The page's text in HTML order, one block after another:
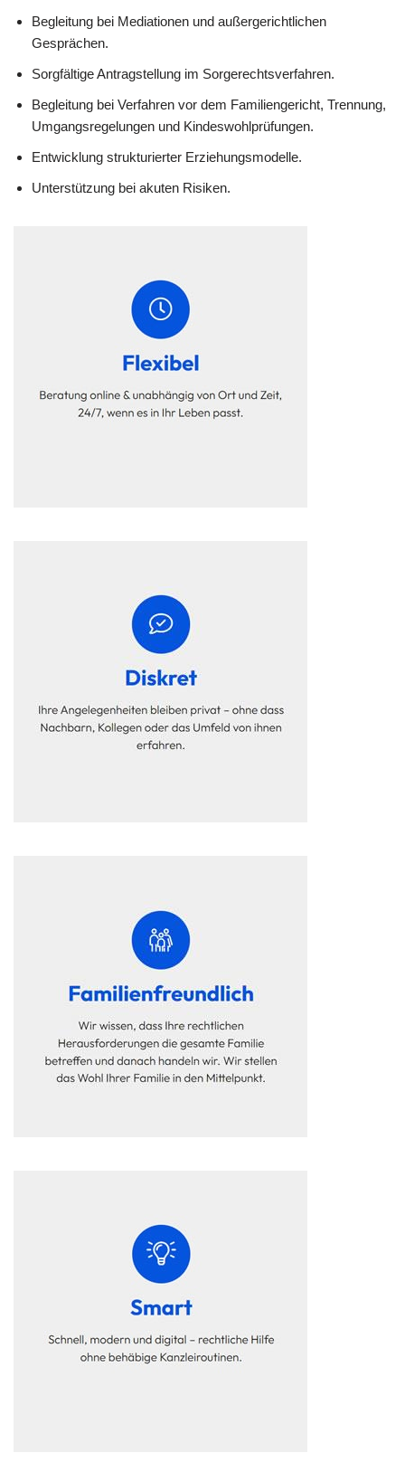
Begleitung bei Mediationen und außergerichtlichen
Gesprächen.
Sorgfältige Antragstellung im Sorgerechtsverfahren.
Begleitung bei Verfahren vor dem Familiengericht, Trennung,
Umgangsregelungen und Kindeswohlprüfungen.
Entwicklung strukturierter Erziehungsmodelle.
Unterstützung bei akuten Risiken.